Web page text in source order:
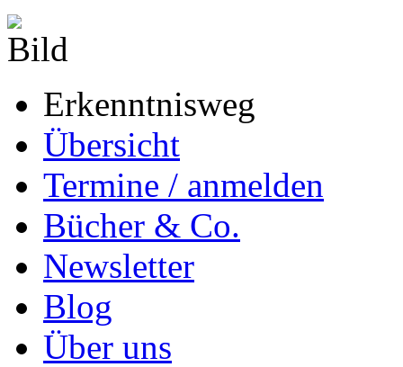
Erkenntnisweg
Übersicht
Termine / anmelden
Bücher & Co.
Newsletter
Blog
Über uns